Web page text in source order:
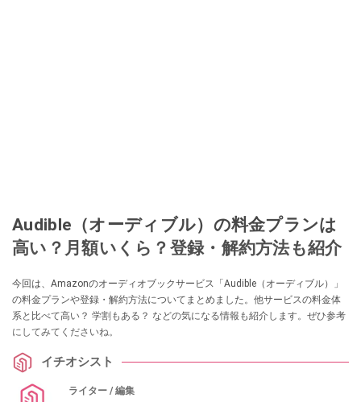
Audible（オーディブル）の料金プランは
高い？月額いくら？登録・解約方法も紹介
今回は、Amazonのオーディオブックサービス「Audible（オーディブル）」
の料金プランや登録・解約方法についてまとめました。他サービスの料金体
系と比べて高い？ 学割もある？ などの気になる情報も紹介します。ぜひ参考
にしてみてくださいね。
イチオシスト
ライター / 編集